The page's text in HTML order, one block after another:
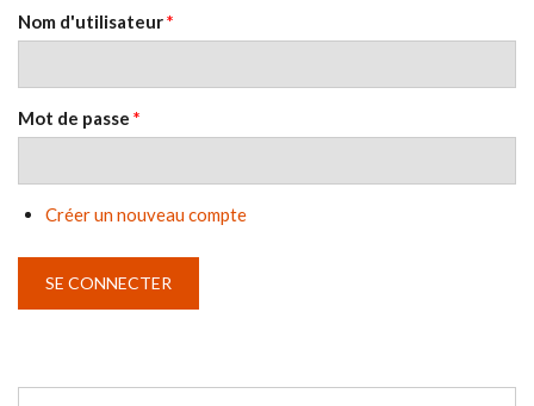
Nom d'utilisateur*
Mot de passe *
Créer un nouveau compte